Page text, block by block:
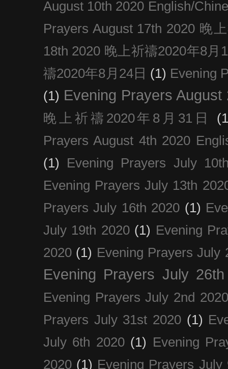
August 10th 2020 English/
Prayers August 17th 2020 晚
18th 2020 晚上祈禱2020年8月
禱2020年8月24日 (1) Evening
(1) Evening Prayers August
晚上祈禱2020年8月31日
Prayers August 4th 2020
(1)
Evening Prayers July
Evening Prayers July 13th
Prayers July 16th 2020 (1)
July 19th 2020 (1) Evening
2020 (1) Evening Prayers July
Evening Prayers July
Evening Prayers July 2nd 2020
Prayers July 31st 2020 (1)
July 6th 2020 (1) Evening
2020 (1) Evening Prayers July